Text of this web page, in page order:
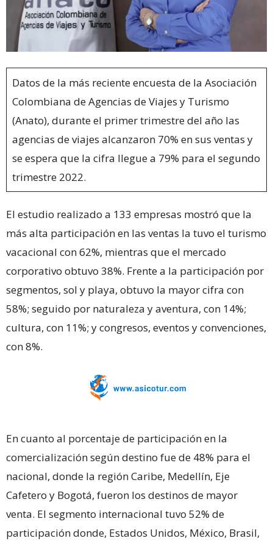
Datos de la más reciente encuesta de la Asociación
Colombiana de Agencias de Viajes y Turismo
(Anato), durante el primer trimestre del año las
agencias de viajes alcanzaron 70% en sus ventas y
se espera que la cifra llegue a 79% para el segundo
trimestre 2022.
El estudio realizado a 133 empresas mostró que la
más alta participación en las ventas la tuvo el turismo
vacacional con 62%, mientras que el mercado
corporativo obtuvo 38%. Frente a la participación por
segmentos, sol y playa, obtuvo la mayor cifra con
58%; seguido por naturaleza y aventura, con 14%;
cultura, con 11%; y congresos, eventos y convenciones,
con 8%.
En cuanto al porcentaje de participación en la
comercialización según destino fue de 48% para el
nacional, donde la región Caribe, Medellín, Eje
Cafetero y Bogotá, fueron los destinos de mayor
venta. El segmento internacional tuvo 52% de
participación donde, Estados Unidos, México, Brasil,